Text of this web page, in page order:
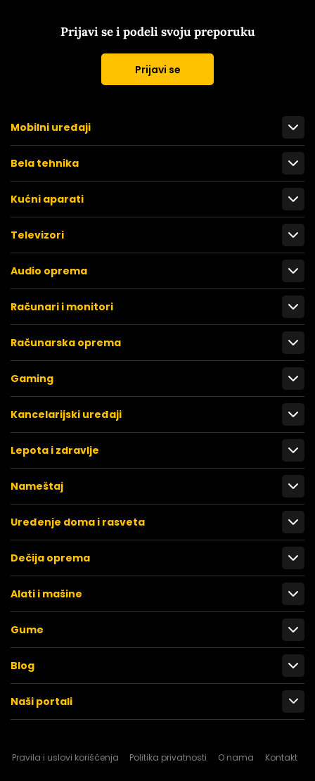
Prijavi se i podeli svoju preporuku
Prijavi se
Mobilni uređaji
Bela tehnika
Kućni aparati
Televizori
Audio oprema
Računari i monitori
Računarska oprema
Gaming
Kancelarijski uređaji
Lepota i zdravlje
Nameštaj
Uređenje doma i rasveta
Dečija oprema
Alati i mašine
Gume
Blog
Naši portali
Pravila i uslovi korišćenja Politika privatnosti O nama Kontakt